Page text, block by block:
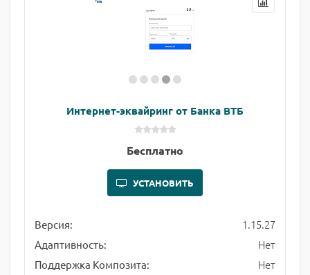
Интернет-эквайринг от Банка ВТБ
Бесплатно
УСТАНОВИТЬ
Версия: 1.15.27
Адаптивность: Нет
Поддержка Композита: Нет